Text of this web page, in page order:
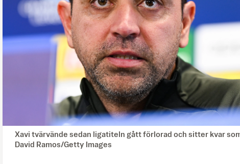
Xavi tvärvände sedan ligatiteln gått förlorad och sitter kvar
David Ramos/Getty Images